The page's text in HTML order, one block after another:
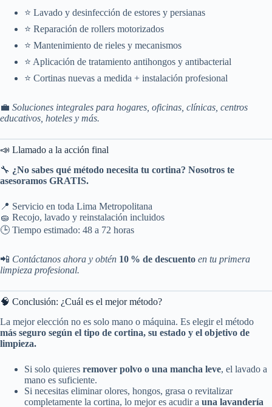
⭐ Lavado y desinfección de estores y persianas
⭐ Reparación de rollers motorizados
⭐ Mantenimiento de rieles y mecanismos
⭐ Aplicación de tratamiento antihongos y antibacterial
⭐ Cortinas nuevas a medida + instalación profesional
💼 Soluciones integrales para hogares, oficinas, clínicas, centros
educativos, hoteles y más.
📣 Llamado a la acción final
🔧 ¿No sabes qué método necesita tu cortina? Nosotros te
asesoramos GRATIS.
📍 Servicio en toda Lima Metropolitana
🧽 Recojo, lavado y reinstalación incluidos
🕒 Tiempo estimado: 48 a 72 horas
📲 Contáctanos ahora y obtén 10 % de descuento en tu primera
limpieza profesional.
🧠 Conclusión: ¿Cuál es el mejor método?
La mejor elección no es solo mano o máquina. Es elegir el método
más seguro según el tipo de cortina, su estado y el objetivo de
limpieza.
Si solo quieres remover polvo o una mancha leve, el lavado a
mano es suficiente.
Si necesitas eliminar olores, hongos, grasa o revitalizar
completamente la cortina, lo mejor es acudir a una lavandería